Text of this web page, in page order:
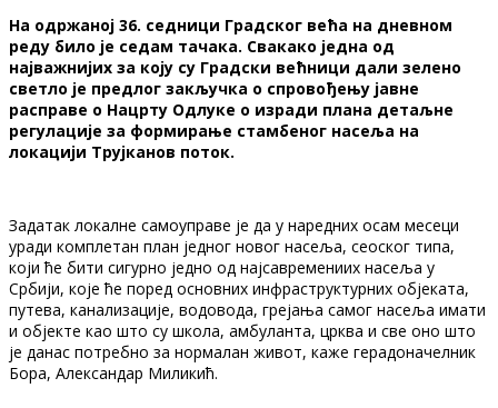
На одржаној 36. седници Градског већа на дневном
реду било је седам тачака. Свакако једна од
најважнијих за коју су Градски већници дали зелено
светло је предлог закључка о спровођењу јавне
расправе о Нацрту Одлуке о изради плана детаљне
регулације за формирање стамбеног насеља на
локацији Трујканов поток.
Задатак локалне самоуправе је да у наредних осам месеци
уради комплетан план једног новог насеља, сеоског типа,
који ће бити сигурно једно од најсавремениих насеља у
Србији, које ће поред основних инфраструктурних објеката,
путева, канализације, водовода, грејања самог насеља имати
и објекте као што су школа, амбуланта, црква и све оно што
је данас потребно за нормалан живот, каже герадоначелник
Бора, Александар Миликић.